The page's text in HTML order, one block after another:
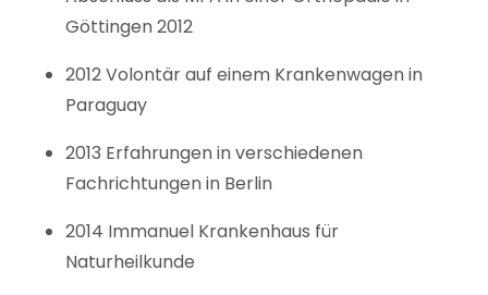
Göttingen 2012
2012 Volontär auf einem Krankenwagen in
Paraguay
2013 Erfahrungen in verschiedenen
Fachrichtungen in Berlin
2014 Immanuel Krankenhaus für
Naturheilkunde